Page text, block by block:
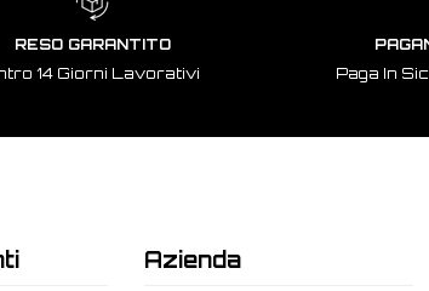
RESO GARANTITO
14 Giorni Lavorativi
Paga In
Azienda